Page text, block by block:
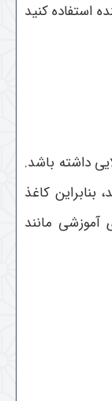
استفاده کنید
داشته باشد.
کاغذ
مانند